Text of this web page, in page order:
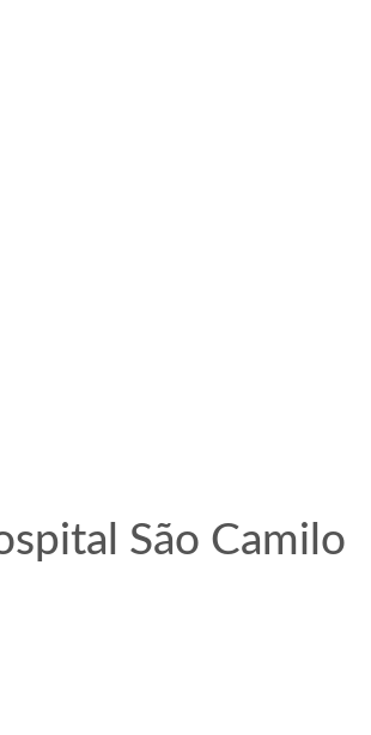
São Camilo